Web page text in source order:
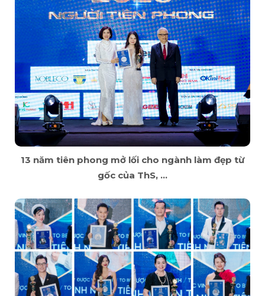
13 năm tiên phong mở lối cho ngành làm đẹp từ
gốc của ThS, ...